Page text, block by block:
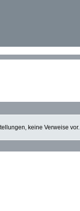
keine Verweise vor.